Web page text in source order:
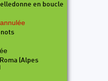
en boucle
(Alpes